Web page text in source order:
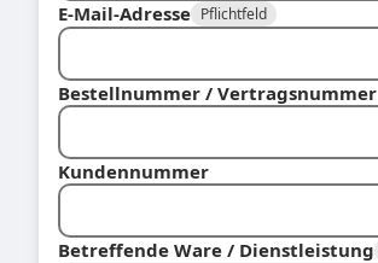
E-Mail-Adresse Pflichtfeld
Bestellnummer / Vertragsnummer
Kundennummer
Betreffende Ware / Dienstleistung